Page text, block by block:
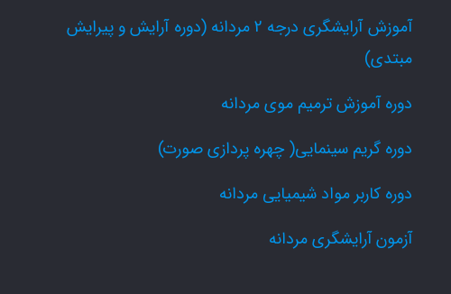
آموزش آرایشگری درجه 2 مردانه (دوره آرایش و پیرایش
مبتدی)
دوره آموزش ترمیم موی مردانه
دوره گریم سینمایی( چهره پردازی صورت)
دوره کاربر مواد شیمیایی مردانه
آزمون آرایشگری مردانه